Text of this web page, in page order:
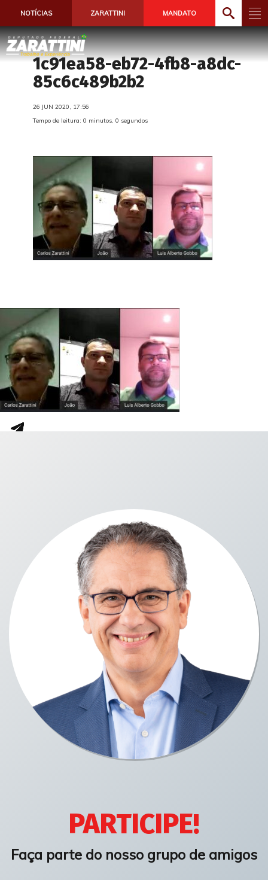
NOTÍCIAS ZARATTINI MANDATO
1c91ea58-eb72-4fb8-a8dc-
85c6c489b2b2
26 JUN 2020, 17:56
Tempo de leitura: 0 minutos, 0 segundos
PARTICIPE!
Faça parte do nosso grupo de amigos